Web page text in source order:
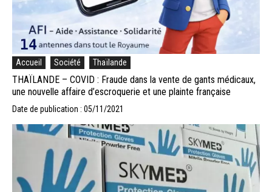
Accueil Société Thaïlande
THAÏLANDE – COVID : Fraude dans la vente de gants médicaux,
une nouvelle affaire d’escroquerie et une plainte française
Date de publication : 05/11/2021